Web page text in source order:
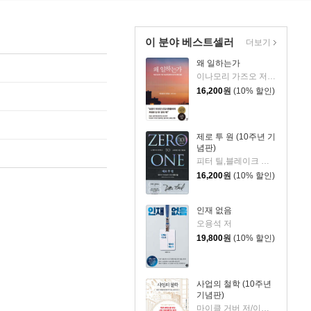
이 분야 베스트셀러
왜 일하는가
이나모리 가즈오 저/김윤경 역
16,200원 (10% 할인)
제로 투 원 (10주년 기
념판)
피터 틸,블레이크 매스터스 공저/이지연
16,200원 (10% 할인)
인재 없음
오용석 저
19,800원 (10% 할인)
사업의 철학 (10주년
기념판)
마이클 거버 저/이제용 역
더보기